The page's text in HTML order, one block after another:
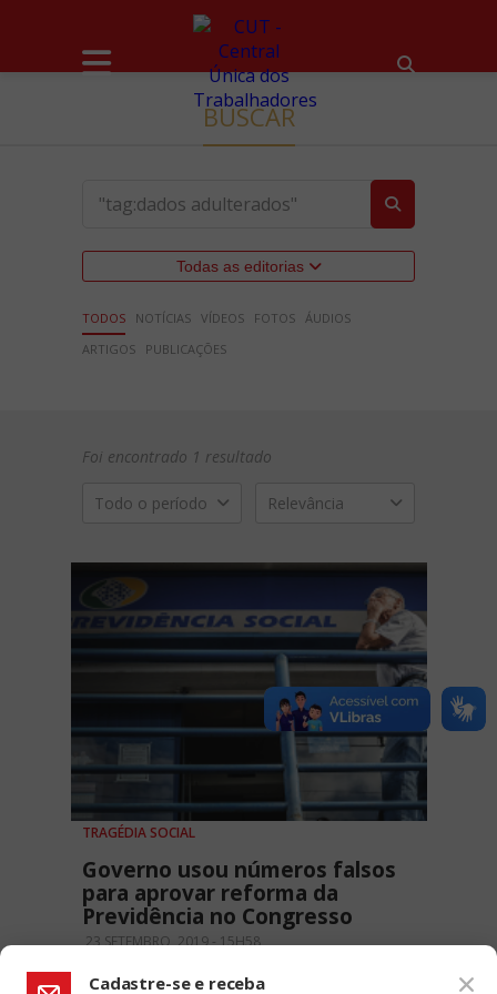
BUSCAR
Todas as editorias
TODOS NOTÍCIAS VÍDEOS FOTOS ÁUDIOS
ARTIGOS
PUBLICAÇÕES
Foi encontrado 1 resultado
Todo o período Relevância
TRAGÉDIA SOCIAL
Governo usou números falsos
para aprovar reforma da
Previdência no Congresso
23 SETEMBRO, 2019 - 15H58
Cadastre-se e receba